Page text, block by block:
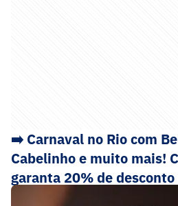
➡️ Carnaval no Rio com
Cabelinho e muito mais!
garanta 20% de
Arpoador com o cupom